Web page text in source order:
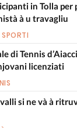
in Tolla per
à u travagliu
di Tennis
licenziati
si ne và à